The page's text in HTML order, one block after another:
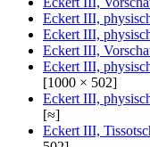
Eckert III,
Eckert III,
Eckert III,
Eckert III,
[1000 × 502]
Eckert III,
[≈]
Eckert III,